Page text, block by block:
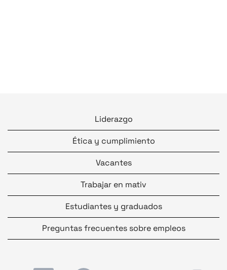
Liderazgo
Ética y cumplimiento
Vacantes
Trabajar en mativ
Estudiantes y graduados
Preguntas frecuentes sobre empleos